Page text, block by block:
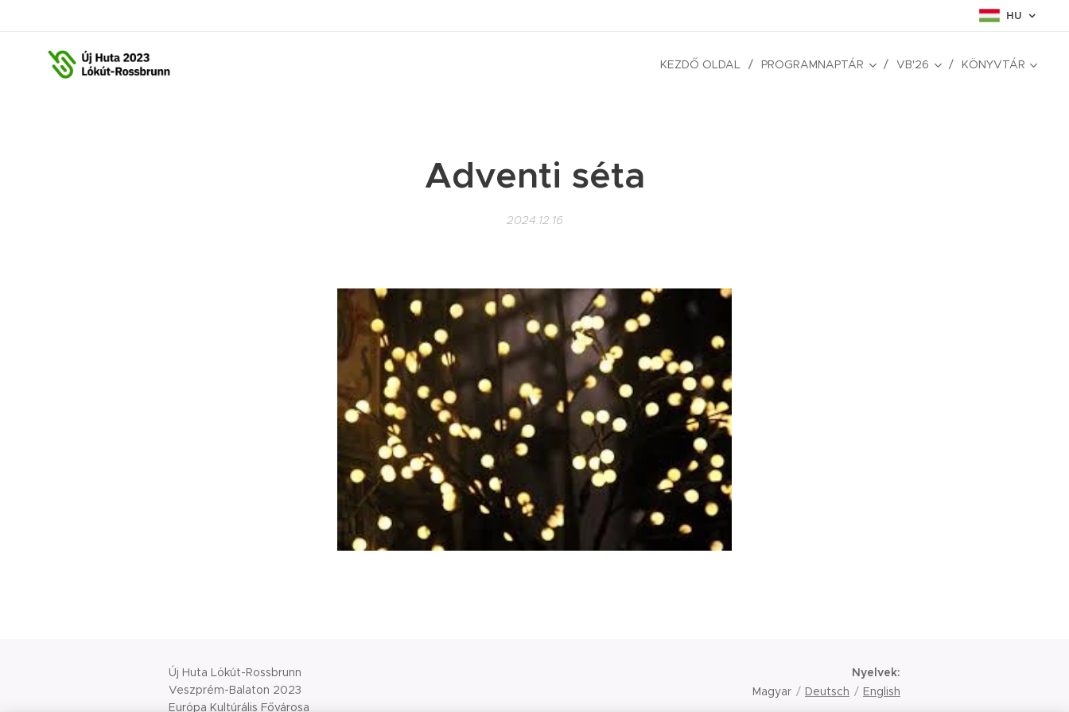
HU
KEZDŐ OLDAL PROGRAMNAPTÁR VB'26 KÖNYVTÁR
Adventi séta
2024.12.16
Új Huta Lókút-Rossbrunn
Veszprém-Balaton 2023
Európa Kultúrális Fővárosa
Nyelvek
Magyar
Deutsch English